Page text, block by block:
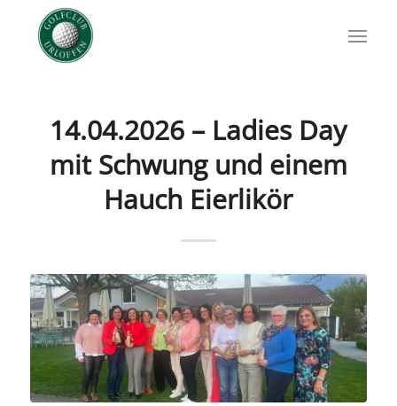
14.04.2026 – Ladies Day
mit Schwung und einem
Hauch Eierlikör